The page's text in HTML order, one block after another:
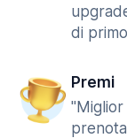
di
Premi